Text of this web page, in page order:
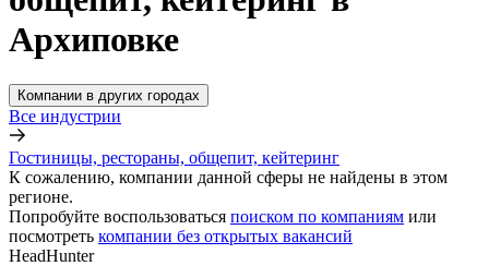
Архиповке
Компании в других городах
Все индустрии
Гостиницы, рестораны, общепит, кейтеринг
К сожалению, компании данной сферы не найдены в этом
регионе.
Попробуйте воспользоваться поиском по компаниям или
посмотреть компании без открытых вакансий
HeadHunter